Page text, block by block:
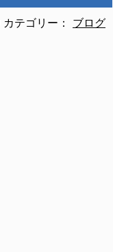
カテゴリー： ブログ